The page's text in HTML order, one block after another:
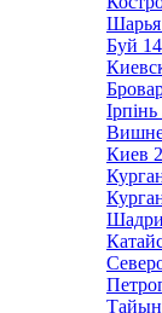
Шарья
Буй 14
Ірпінь
Киев